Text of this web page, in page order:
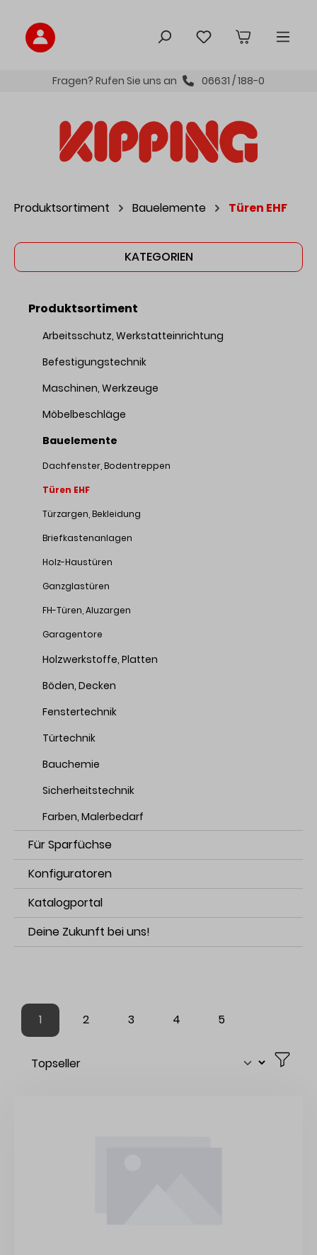
Fragen? Rufen Sie uns an 06631 / 188-0
Produktsortiment Bauelemente Türen EHF
KATEGORIEN
Produktsortiment
Arbeitsschutz, Werkstatteinrichtung
Befestigungstechnik
Maschinen, Werkzeuge
Möbelbeschläge
Bauelemente
Dachfenster, Bodentreppen
Türen EHF
Türzargen, Bekleidung
Briefkastenanlagen
Holz-Haustüren
Ganzglastüren
FH-Türen, Aluzargen
Garagentore
Holzwerkstoffe, Platten
Böden, Decken
Fenstertechnik
Türtechnik
Bauchemie
Sicherheitstechnik
Farben, Malerbedarf
Für Sparfüchse
Konfiguratoren
Katalogportal
Deine Zukunft bei uns!
1 2 3 4 5